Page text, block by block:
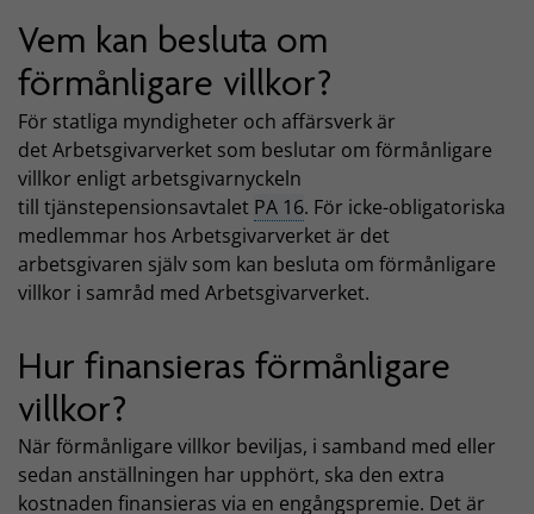
Vem kan besluta om
förmånligare villkor?
För statliga myndigheter och affärsverk är
det Arbetsgivarverket som beslutar om förmånligare
villkor enligt arbetsgivarnyckeln
till tjänstepensionsavtalet PA 16. För icke-obligatoriska
medlemmar hos Arbetsgivarverket är det
arbetsgivaren själv som kan besluta om förmånligare
villkor i samråd med Arbetsgivarverket.
Hur finansieras förmånligare
villkor?
När förmånligare villkor beviljas, i samband med eller
sedan anställningen har upphört, ska den extra
kostnaden finansieras via en engångspremie. Det är